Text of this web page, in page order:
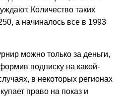
Количество таких
а начиналось все в 1993
можно только за деньги,
подписку на какой-
в некоторых регионах
право на показ и